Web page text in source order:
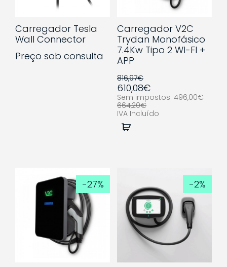
Carregador Tesla
Wall Connector
Preço sob consulta
Carregador V2C
Trydan Monofásico
7.4Kw Tipo 2 WI-FI +
APP
816,97€
610,08€
Sem impostos: 496,00€
664,20€
IVA Incluído
Comprar
-27% -2%